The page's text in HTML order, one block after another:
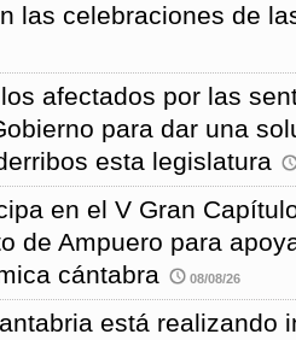
las celebraciones de
afectados por las
para dar una
esta legislatura
en el V Gran
de Ampuero para
cántabra
08/08/26
está realizando